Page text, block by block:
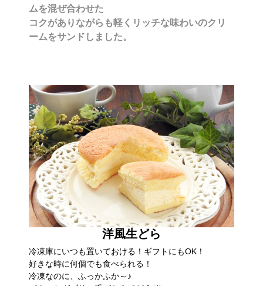
ムを混ぜ合わせた
コクがありながらも軽くリッチな味わいのクリ
ームをサンドしました。
洋風生どら
冷凍庫にいつも置いておける！ギフトにもOK！
好きな時に何個でも食べられる！
冷凍なのに、ふっかふか～♪